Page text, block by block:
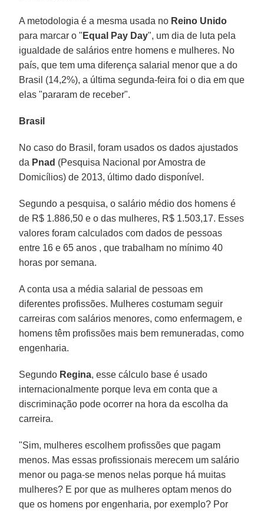
A metodologia é a mesma usada no Reino Unido
para marcar o " Equal Pay Day", um dia de luta pela
igualdade de salários entre homens e mulheres. No
país, que tem uma diferença salarial menor que a do
Brasil (14,2%), a última segunda-feira foi o dia em que
elas "pararam de receber".
Brasil
No caso do Brasil, foram usados os dados ajustados
da Pnad (Pesquisa Nacional por Amostra de
Domicílios) de 2013, último dado disponível.
Segundo a pesquisa, o salário médio dos homens é
de R$ 1.886,50 e o das mulheres, R$ 1.503,17. Esses
valores foram calculados com dados de pessoas
entre 16 e 65 anos , que trabalham no mínimo 40
horas por semana.
A conta usa a média salarial de pessoas em
diferentes profissões. Mulheres costumam seguir
carreiras com salários menores, como enfermagem, e
homens têm profissões mais bem remuneradas, como
engenharia.
Segundo Regina, esse cálculo base é usado
internacionalmente porque leva em conta que a
discriminação pode ocorrer na hora da escolha da
carreira.
"Sim, mulheres escolhem profissões que pagam
menos. Mas essas profissionais merecem um salário
menor ou paga-se menos nelas porque há muitas
mulheres? E por que as mulheres optam menos do
que os homens por engenharia, por exemplo? Por